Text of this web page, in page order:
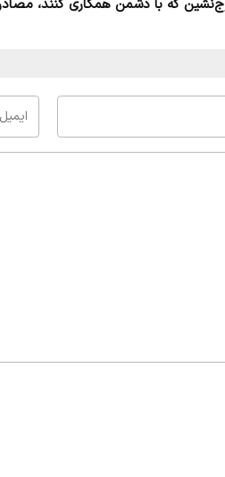
که با دشمن همکاری کنند،